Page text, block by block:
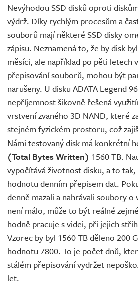
Nevýhodou SSD disků oproti
výdrž. Díky rychlým procesům a
souborů mají některé SSD disky
zápisu. Neznamená to, že by disk
měsíci, ale například po pěti letech
přepisování souborů, mohou být
narušeny. U disku ADATA Legend
nepříjemnost šikovně řešená
vrstvení zvaného 3D NAND, které
stejném fyzickém prostoru, což
Námi testovaný disk má konkrétní
(Total Bytes Written) 1560 TB.
vypočítává životnost disku, a to
hodnotu denním přepisem dat.
denně mazali a nahrávali soubory
není málo, může to být reálné
hodně pracuje s videi, při jejich
Vzorec by byl 1560 TB děleno 200
hodnotu 7800. To je počet dnů,
stálém přepisování vydržet
let.